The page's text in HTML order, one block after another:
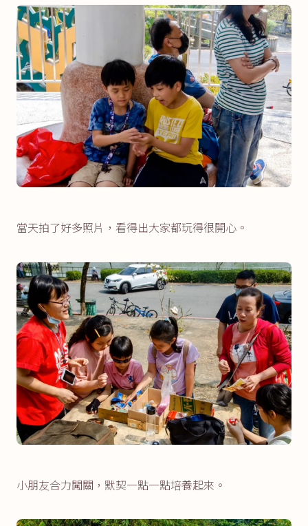
當天拍了好多照片，看得出大家都玩得很開心。
小朋友合力闖關，默契一點一點培養起來。